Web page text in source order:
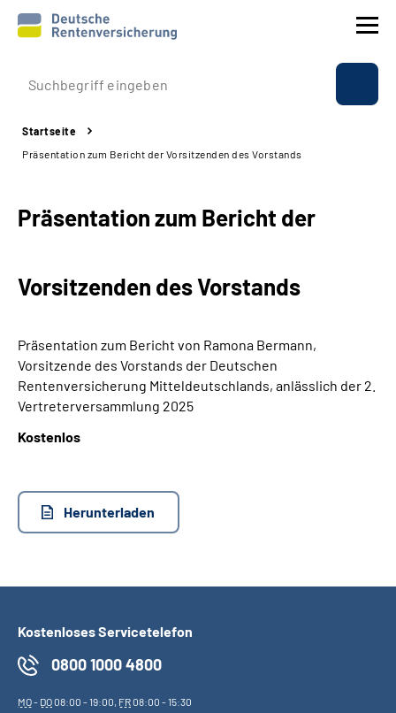
Prävention
Reha
Experten
Über uns & Presse
Online-Services
Suche
Inhalte in Gebärdensprache (DGS)
Mein Kundenportal
Startseite
Präsentation zum Bericht der Vorsitzenden des Vorstands
Präsentation zum Bericht der
Vorsitzenden des Vorstands
Präsentation zum Bericht von Ramona Bermann,
Vorsitzende des Vorstands der Deutschen
Rentenversicherung Mitteldeutschlands, anlässlich der 2.
Vertreterversammlung 2025
Kostenlos
Herunterladen
Kostenloses Servicetelefon
0800 1000 4800
MO- DO08:00 - 19:00, FR08:00 - 15:30